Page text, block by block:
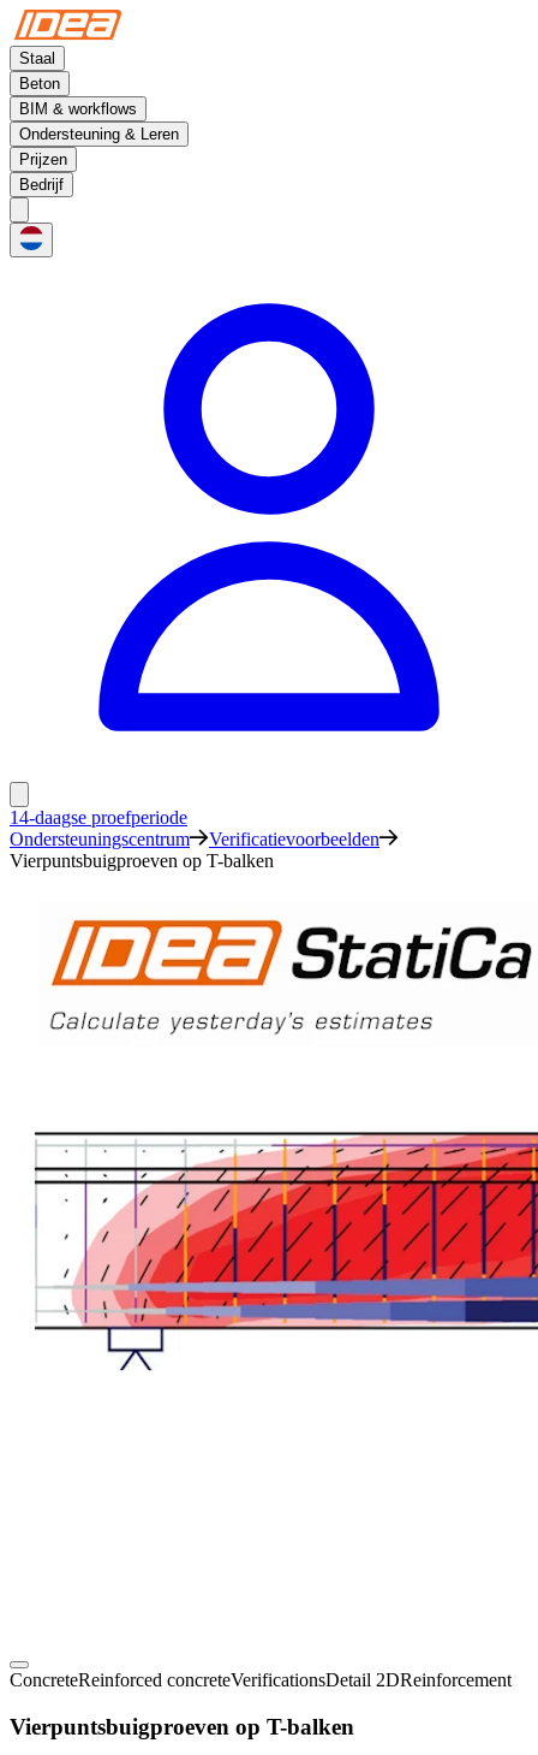
Staal
Beton
BIM & workflows
Ondersteuning & Leren
Prijzen
Bedrijf
14-daagse proefperiode
Ondersteuningscentrum
Verificatievoorbeelden
Vierpuntsbuigproeven op T-balken
ConcreteReinforced concreteVerificationsDetail 2DReinforcement
Vierpuntsbuigproeven op T-balken